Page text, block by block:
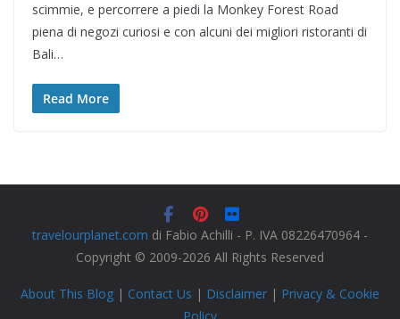
scimmie, e percorrere a piedi la Monkey Forest Road
piena di negozi curiosi e con alcuni dei migliori ristoranti di
Bali…
Read More
travelourplanet.com di Fabio Achilli - P. IVA 08226470964 -
Copyright © 2009-2026 All Rights Reserved
About This Blog | Contact Us | Disclaimer | Privacy & Cookie